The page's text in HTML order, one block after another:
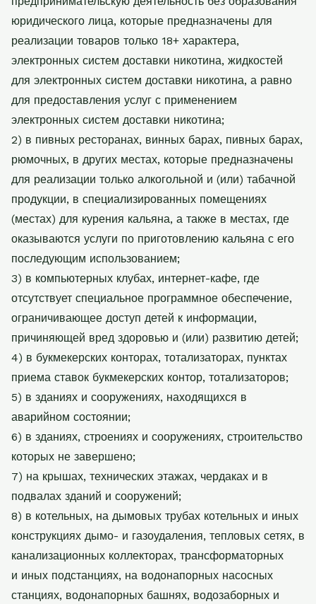
юридического лица, которые предназначены для
реализации товаров только 18+ характера,
электронных систем доставки никотина, жидкостей
для электронных систем доставки никотина, а равно
для предоставления услуг с применением
электронных систем доставки никотина;
2) в пивных ресторанах, винных барах, пивных барах,
рюмочных, в других местах, которые предназначены
для реализации только алкогольной и (или) табачной
продукции, в специализированных помещениях
(местах) для курения кальяна, а также в местах, где
оказываются услуги по приготовлению кальяна с его
последующим использованием;
3) в компьютерных клубах, интернет-кафе, где
отсутствует специальное программное обеспечение,
ограничивающее доступ детей к информации,
причиняющей вред здоровью и (или) развитию детей;
4) в букмекерских конторах, тотализаторах, пунктах
приема ставок букмекерских контор, тотализаторов;
5) в зданиях и сооружениях, находящихся в
аварийном состоянии;
6) в зданиях, строениях и сооружениях, строительство
которых не завершено;
7) на крышах, технических этажах, чердаках и в
подвалах зданий и сооружений;
8) в котельных, на дымовых трубах котельных и иных
конструкциях дымо- и газоудаления, тепловых сетях, в
канализационных коллекторах, трансформаторных
и иных подстанциях, на водонапорных насосных
станциях, водонапорных башнях, водозаборных и